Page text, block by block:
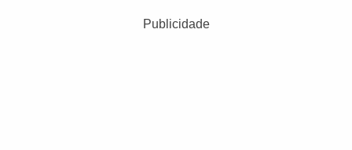
Publicidade